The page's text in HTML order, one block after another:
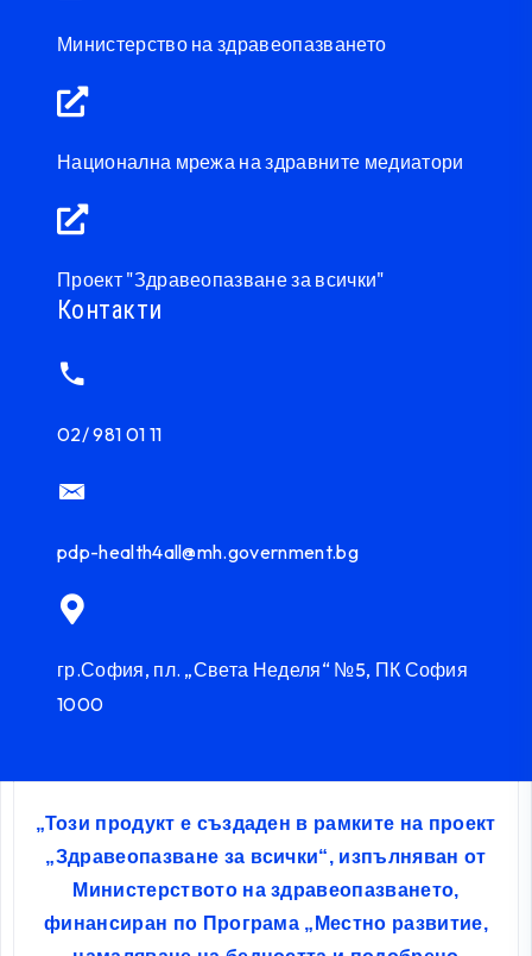
Министерство на здравеопазването
Национална мрежа на здравните медиатори
Проект "Здравеопазване за всички"
Контакти
02/ 981 01 11
pdp-health4all@mh.government.bg
гр.София, пл. „Света Неделя“ №5, ПК София
1000
„Този продукт е създаден в рамките на проект
„Здравеопазване за всички“, изпълняван от
Министерството на здравеопазването,
финансиран по Програма „Местно развитие,